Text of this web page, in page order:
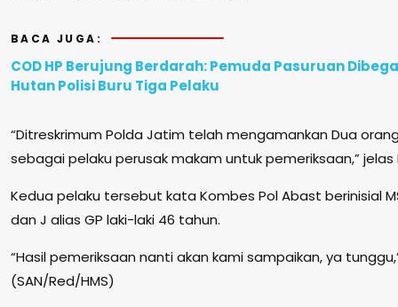
BACA JUGA:
COD HP Berujung Berdarah: Pemuda Pasuruan
Hutan Polisi Buru Tiga Pelaku
“Ditreskrimum Polda Jatim telah mengamankan Dua
sebagai pelaku perusak makam untuk pemeriksaan,”
Kedua pelaku tersebut kata Kombes Pol Abast berinisial
dan J alias GP laki-laki 46 tahun.
“Hasil pemeriksaan nanti akan kami sampaikan, ya
(SAN/Red/HMS)